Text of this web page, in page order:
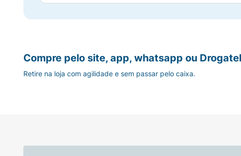
vasculares possivelmente graves. Policitemia
O sangue torna-se mais espesso como
chamadas Janus Associated Kinases (JAK1 e
Consulte seu médico em caso de dúvidas
Quando não devo usar este medicamento?
de Jakavi listado no início da bula. Consulte
Compre pelo site, app, whatsapp ou Drogatel
Retire na loja com agilidade e sem passar pelo caixa.